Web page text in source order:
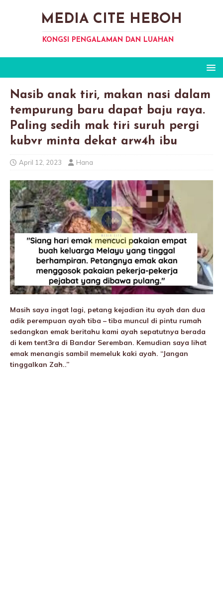
MEDIA CITE HEBOH
KONGSI PENGALAMAN DAN LUAHAN
Nasib anak tiri, makan nasi dalam
tempurung baru dapat baju raya.
Paling sedih mak tiri suruh pergi
kubvr minta dekat arw4h ibu
April 12, 2023 Hana
Masih saya ingat lagi, petang kejadian itu ayah dan dua
adik perempuan ayah tiba – tiba muncul di pintu rumah
sedangkan emak beritahu kami ayah sepatutnya berada
di kem tent3ra di Bandar Seremban. Kemudian saya lihat
emak menangis sambil memeIuk kaki ayah. “Jangan
tinggalkan Zah..”